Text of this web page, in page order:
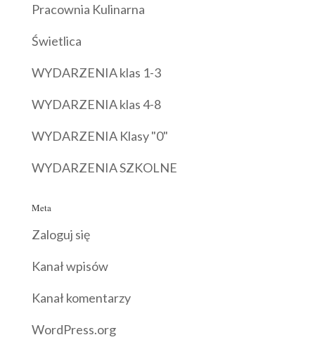
Pracownia Kulinarna
Świetlica
WYDARZENIA klas 1-3
WYDARZENIA klas 4-8
WYDARZENIA Klasy "0"
WYDARZENIA SZKOLNE
Meta
Zaloguj się
Kanał wpisów
Kanał komentarzy
WordPress.org